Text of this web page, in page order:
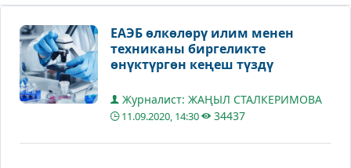
ЕАЭБ өлкөлөрү илим менен
техниканы биргеликте
өнүктүргөн кеңеш түздү
Журналист: ЖАҢЫЛ СТАЛКЕРИМОВА
11.09.2020, 14:30 34437